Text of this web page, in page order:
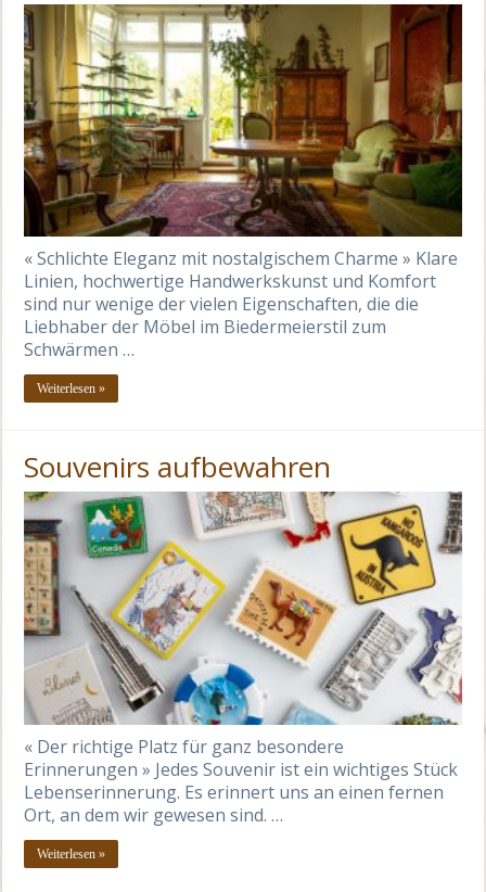
« Schlichte Eleganz mit nostalgischem Charme » Klare
Linien, hochwertige Handwerkskunst und Komfort
sind nur wenige der vielen Eigenschaften, die die
Liebhaber der Möbel im Biedermeierstil zum
Schwärmen …
Weiterlesen »
Souvenirs aufbewahren
« Der richtige Platz für ganz besondere
Erinnerungen » Jedes Souvenir ist ein wichtiges Stück
Lebenserinnerung. Es erinnert uns an einen fernen
Ort, an dem wir gewesen sind. …
Weiterlesen »